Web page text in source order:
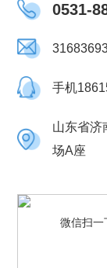
0531-
手机
山东省济
场A座
微信扫一